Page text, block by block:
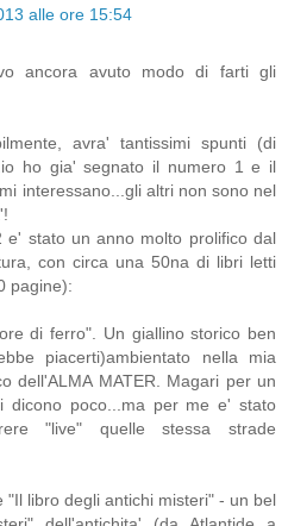
alle ore 15:54
ancora avuto modo di farti gli
avra' tantissimi spunti (di
ho gia' segnato il numero 1 e il
interessano...gli altri non sono nel
e' stato un anno molto prolifico dal
con circa una 50na di libri letti
pagine):
di ferro". Un giallino storico ben
piacerti)ambientato nella mia
dell'ALMA MATER. Magari per un
dicono poco...ma per me e' stato
"live" quelle stessa strade
"Il libro degli antichi misteri" - un bel